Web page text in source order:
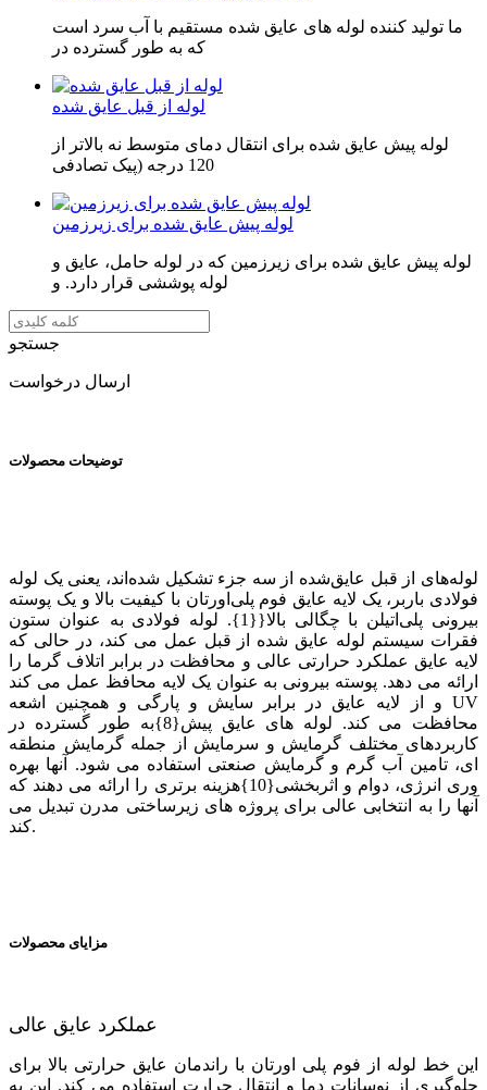
ما تولید کننده لوله های عایق شده مستقیم با آب سرد است
که به طور گسترده در
لوله از قبل عایق شده
لوله پیش عایق شده برای انتقال دمای متوسط ​​نه بالاتر از
120 درجه (پیک تصادفی
لوله پیش عایق شده برای زیرزمین
لوله پیش عایق شده برای زیرزمین که در لوله حامل، عایق و
لوله پوششی قرار دارد. و
جستجو
ارسال درخواست
توضیحات محصولات
لوله‌های از قبل عایق‌شده از سه جزء تشکیل شده‌اند، یعنی یک لوله
فولادی باربر، یک لایه عایق فوم پلی‌اورتان با کیفیت بالا و یک پوسته
بیرونی پلی‌اتیلن با چگالی بالا{{1}. لوله فولادی به عنوان ستون
فقرات سیستم لوله عایق شده از قبل عمل می کند، در حالی که
لایه عایق عملکرد حرارتی عالی و محافظت در برابر اتلاف گرما را
ارائه می دهد. پوسته بیرونی به عنوان یک لایه محافظ عمل می کند
و از لایه عایق در برابر سایش و پارگی و همچنین اشعه UV
محافظت می کند. لوله های عایق پیش{8}به طور گسترده در
کاربردهای مختلف گرمایش و سرمایش از جمله گرمایش منطقه
ای، تامین آب گرم و گرمایش صنعتی استفاده می شود. آنها بهره
وری انرژی، دوام و اثربخشی{10}هزینه برتری را ارائه می دهند که
آنها را به انتخابی عالی برای پروژه های زیرساختی مدرن تبدیل می
کند.
مزایای محصولات
عملکرد عایق عالی
این خط لوله از فوم پلی اورتان با راندمان عایق حرارتی بالا برای
جلوگیری از نوسانات دما و انتقال حرارت استفاده می کند. این به